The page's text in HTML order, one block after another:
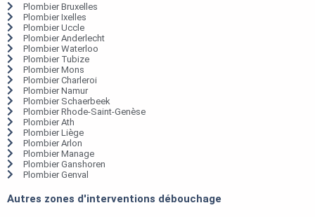
Plombier Bruxelles
Plombier Ixelles
Plombier Uccle
Plombier Anderlecht
Plombier Waterloo
Plombier Tubize
Plombier Mons
Plombier Charleroi
Plombier Namur
Plombier Schaerbeek
Plombier Rhode-Saint-Genèse
Plombier Ath
Plombier Liège
Plombier Arlon
Plombier Manage
Plombier Ganshoren
Plombier Genval
Autres zones d'interventions débouchage